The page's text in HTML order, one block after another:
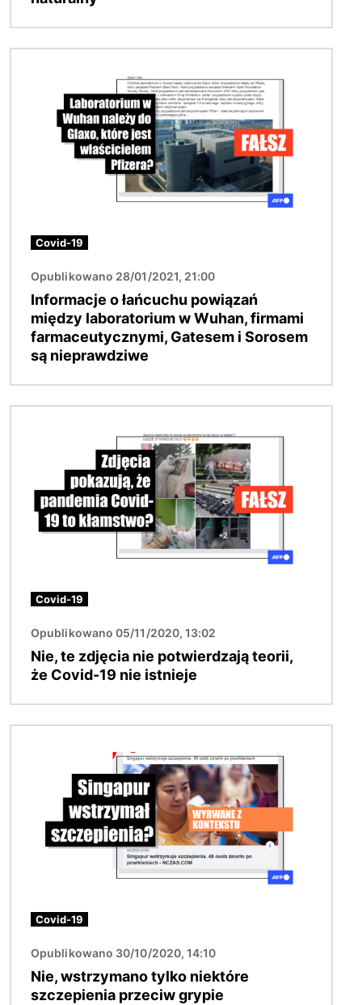
Covid-19
Opublikowano 28/01/2021, 21:00
Informacje o łańcuchu powiązań
między laboratorium w Wuhan, firmami
farmaceutycznymi, Gatesem i Sorosem
są nieprawdziwe
Covid-19
Opublikowano 05/11/2020, 13:02
Nie, te zdjęcia nie potwierdzają teorii,
że Covid-19 nie istnieje
Covid-19
Opublikowano 30/10/2020, 14:10
Nie, wstrzymano tylko niektóre
szczepienia przeciw grypie